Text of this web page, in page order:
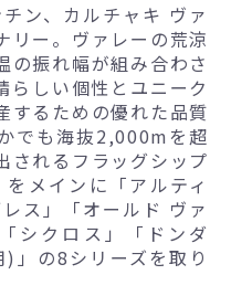
ン、カルチャキ ヴァ
リー。ヴァレーの荒涼
の振れ幅が組み合わさ
らしい個性とユニーク
するための優れた品質
でも海抜2,000mを超
されるフラッグシップ
メインに「アルティ
ス」「オールド ヴァ
シクロス」「ドンダ
」の8シリーズを取り